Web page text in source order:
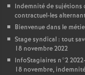
Indemnité de sujétions
contractuel-les
Bienvenue dans le
Stage syndical : tout
18 novembre 2022
InfoStagiaires n°2
18 novembre,